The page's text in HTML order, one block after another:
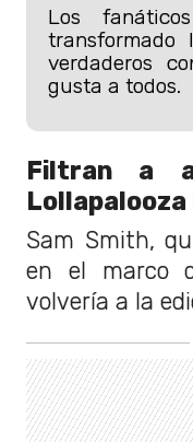
Los
verdaderos
gusta a todos.
Filtran a
Sam Smith,
en el marco
volvería a la